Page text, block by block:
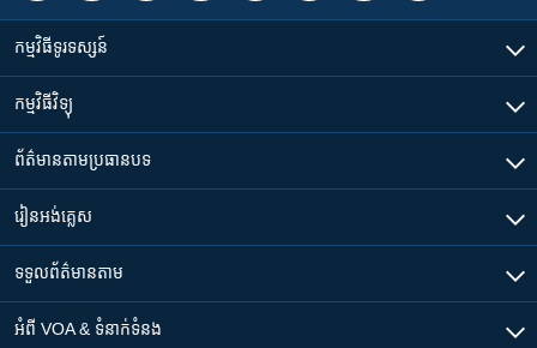
កម្មវិធី​ទូរទស្សន៍
កម្មវិធី​វិទ្យុ
ព័ត៌មាន​តាមប្រធានបទ​
រៀន​​អង់គ្លេស
ទទួល​ព័ត៌មាន​តាម
អំពី​ VOA & ទំនាក់ទំនង